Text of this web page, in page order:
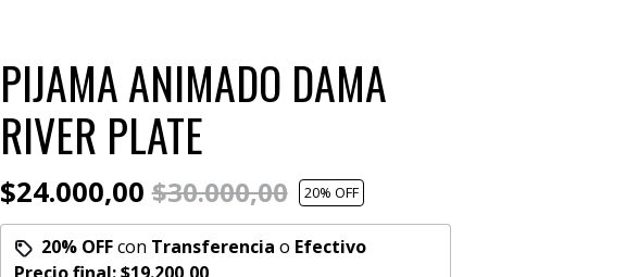
PIJAMA ANIMADO DAMA
RIVER PLATE
$24.000,00$30.000,00 20% OFF
20% OFFcon Transferencia o Efectivo